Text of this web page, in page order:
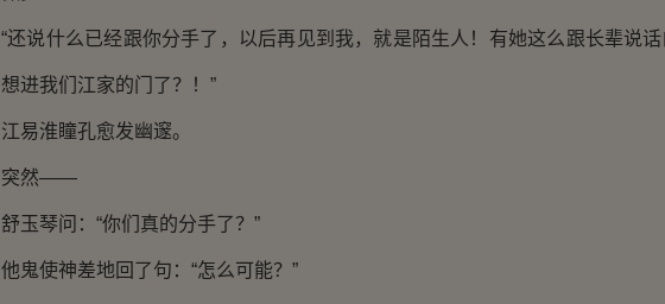
“还说什么已经跟你分手了，以后再见到我，就是陌生人！有她这么跟长辈说
想进我们江家的门了？！”
江易淮瞳孔愈发幽邃。
突然——
舒玉琴问：“你们真的分手了？”
他鬼使神差地回了句：“怎么可能？”